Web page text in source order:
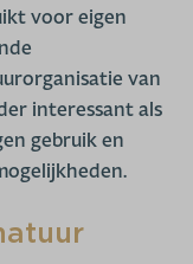
voor eigen
van
interessant als
gebruik en